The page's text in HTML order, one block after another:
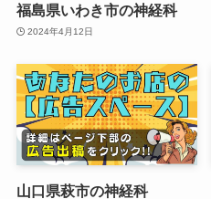
福島県いわき市の神経科
2024年4月12日
山口県萩市の神経科